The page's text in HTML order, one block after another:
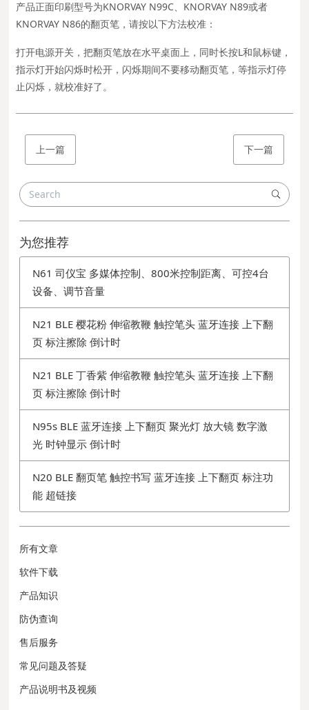
产品正面印刷型号为KNORVAY N99C、KNORVAY N89或者
KNORVAY N86的翻页笔，请按以下方法校准：
打开电源开关，把翻页笔放在水平桌面上，同时长按L和鼠标键，
指示灯开始闪烁时松开，闪烁期间不要移动翻页笔，等指示灯停
止闪烁，就校准好了。
上一篇 下一篇
为您推荐
N61 司仪宝 多媒体控制、800米控制距离、可控4台
设备、调节音量
N21 BLE 樱花粉 伸缩教鞭 触控笔头 蓝牙连接 上下翻
页 标注擦除 倒计时
N21 BLE 丁香紫 伸缩教鞭 触控笔头 蓝牙连接 上下翻
页 标注擦除 倒计时
N95s BLE 蓝牙连接 上下翻页 聚光灯 放大镜 数字激
光 时钟显示 倒计时
N20 BLE 翻页笔 触控书写 蓝牙连接 上下翻页 标注功
能 超链接
所有文章
软件下载
产品知识
防伪查询
售后服务
常见问题及答疑
产品说明书及视频